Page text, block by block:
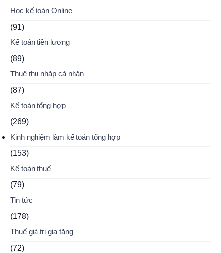
Học kế toán Online
(91)
Kế toán tiền lương
(89)
Thuế thu nhập cá nhân
(87)
Kế toán tổng hợp
(269)
Kinh nghiệm làm kế toán tổng hợp
(153)
Kế toán thuế
(79)
Tin tức
(178)
Thuế giá trị gia tăng
(72)